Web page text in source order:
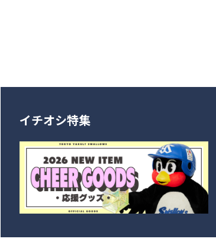
イチオシ特集